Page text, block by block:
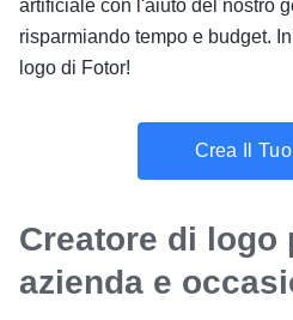
artificiale con l'aiuto del nostro
risparmiando tempo e budget.
logo di Fotor!
Crea Il
Creatore di logo
azienda e